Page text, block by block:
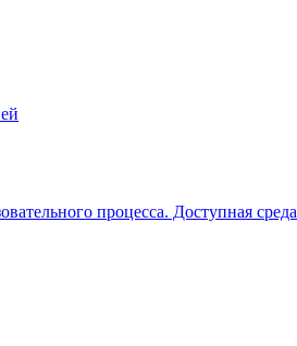
процесса. Доступная среда